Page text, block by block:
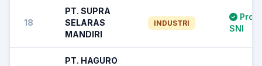
18
PT. SUPRA
SELARAS
MANDIRI
INDUSTRI
SNI
PT. HAGURO